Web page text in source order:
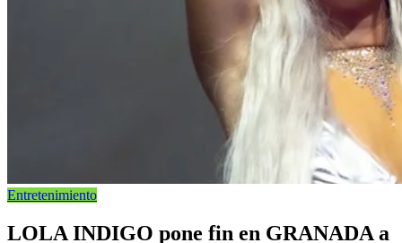
Entretenimiento
LOLA INDIGO pone fin en GRANADA a